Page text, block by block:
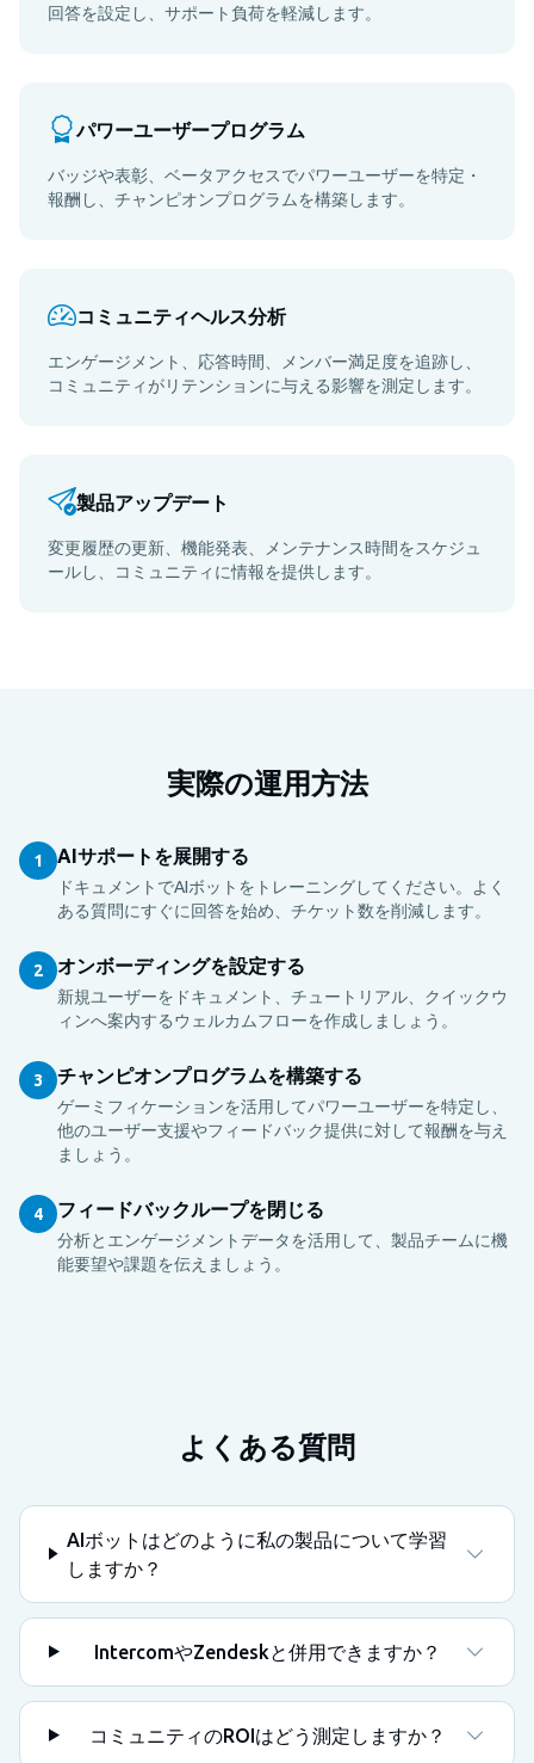
回答を設定し、サポート負荷を軽減します。
パワーユーザープログラム
バッジや表彰、ベータアクセスでパワーユーザーを特定・
報酬し、チャンピオンプログラムを構築します。
コミュニティヘルス分析
エンゲージメント、応答時間、メンバー満足度を追跡し、
コミュニティがリテンションに与える影響を測定します。
製品アップデート
変更履歴の更新、機能発表、メンテナンス時間をスケジュ
ールし、コミュニティに情報を提供します。
実際の運用方法
1 AIサポートを展開する
ドキュメントでAIボットをトレーニングしてください。よく
ある質問にすぐに回答を始め、チケット数を削減します。
2 オンボーディングを設定する
新規ユーザーをドキュメント、チュートリアル、クイックウ
ィンへ案内するウェルカムフローを作成しましょう。
3 チャンピオンプログラムを構築する
ゲーミフィケーションを活用してパワーユーザーを特定し、
他のユーザー支援やフィードバック提供に対して報酬を与え
ましょう。
4 フィードバックループを閉じる
分析とエンゲージメントデータを活用して、製品チームに機
能要望や課題を伝えましょう。
よくある質問
AIボットはどのように私の製品について学習
しますか？
IntercomやZendeskと併用できますか？
コミュニティのROIはどう測定しますか？